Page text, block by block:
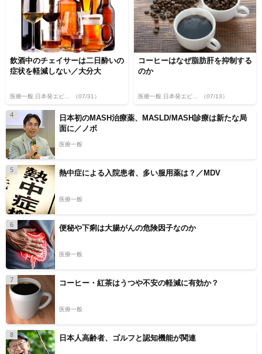
飲酒中のチェイサーは二日酔いの
症状を軽減しない／大分大
（07/31）
コーヒーはなぜ脂肪肝を抑制する
のか
（07/13）
4
日本初のMASH治療薬、MASLD/MASH診療は新たな局
面に／ノボ
医療一般
5 熱中症による入院患者、多い服用薬は？／MDV
医療一般
6 便秘や下痢は大腸がんの危険因子なのか
医療一般
7 コーヒー・紅茶はうつや不安の軽減に有効か？
医療一般
8 日本人高齢者、ゴルフと認知機能が関連